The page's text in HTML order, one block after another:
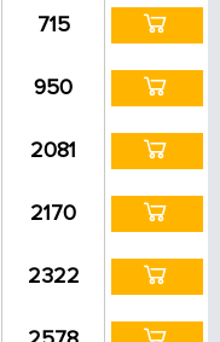
715
950
2081
2170
2322